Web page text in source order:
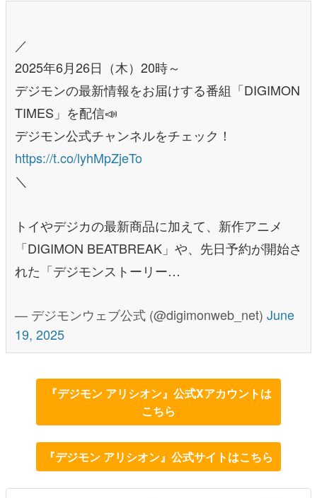
／
2025年6月26日（木）20時～
デジモンの最新情報をお届けする番組「DIGIMON
TIMES」を配信📣
デジモン公式チャンネルをチェック！
https://t.co/lyhMpZjeTo
＼
トイやデジカの最新商品に加えて、新作アニメ
「DIGIMON BEATBREAK」や、先日予約が開始さ
れた「デジモンストーリー…
— デジモンウェブ公式 (@digimonweb_net) June
19, 2025
『デジモン アリシオン』公式Xアカウントは
こちら
『デジモン アリシオン』公式サイトはこちら